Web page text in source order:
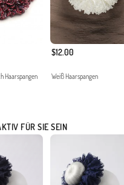
Haarspangen
$12.00
Weiß Haarspangen
FÜR SIE SEIN